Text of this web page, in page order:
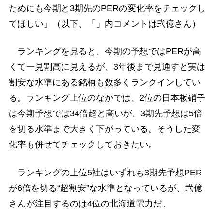
ためにも今期と3期先のPERの変化率をチェックし
てほしい」（以下、「」内コメントは弐億さん）
ランキングを見ると、今期の予想ではPERが高
くて一見割高に見えるが、3年後まで見通すと実は
割安な水準にある銘柄も数多くランクインしてい
る。ランキング上位のなかでは、2位の日本板硝子
は今期予想では34倍超と高いが、3期先予想は5倍
を切る水準まで大きく下がっている。そうした変
化率も併せてチェックしておきたい。
ランキングの上位5社はいずれも3期先予想PER
が6倍を切る“超割安”な水準となっているが、弐億
さんが注目するのは4位の北海道電力だ。